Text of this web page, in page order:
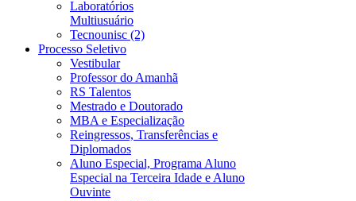
Laboratórios
Multiusuário
Tecnounisc (2)
Processo Seletivo
Vestibular
Professor do Amanhã
RS Talentos
Mestrado e Doutorado
MBA e Especialização
Reingressos, Transferências e
Diplomados
Aluno Especial, Programa Aluno
Especial na Terceira Idade e Aluno
Ouvinte